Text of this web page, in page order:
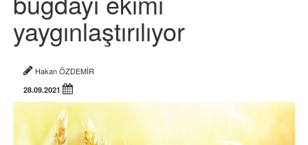
yaygınlaştırılıyor
Hakan ÖZDEMİR
28.09.2021